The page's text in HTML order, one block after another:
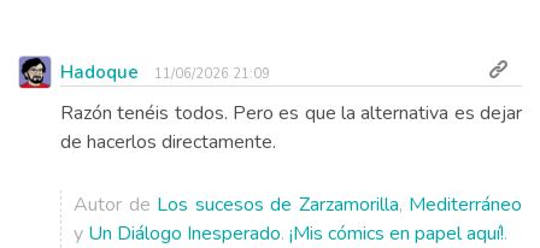
Hadoque 11/06/2026 21:09
Razón tenéis todos. Pero es que la alternativa es dejar
de hacerlos directamente.
Autor de Los sucesos de Zarzamorilla, Mediterráneo
y Un Diálogo Inesperado. ¡Mis cómics en papel aquí!.